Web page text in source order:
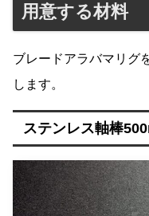
用意する材料
ブレードアラバマリグ
します。
ステンレス軸棒